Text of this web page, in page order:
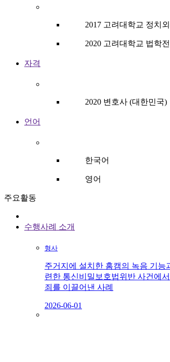
2017 고려대학교 정치
2020 고려대학교 법학
자격
2020 변호사 (대한민국)
언어
한국어
영어
주요활동
수행사례 소개
형사
주거지에 설치한 홈캠의 녹음 기능
련한 통신비밀보호법위반 사건에
죄를 이끌어낸 사례
2026-06-01